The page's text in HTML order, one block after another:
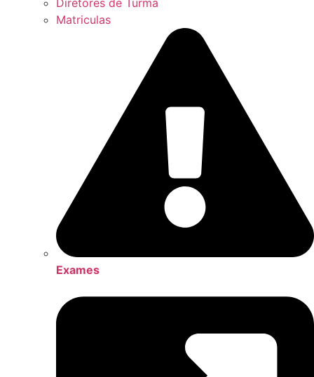
Diretores de Turma
Matriculas
Exames